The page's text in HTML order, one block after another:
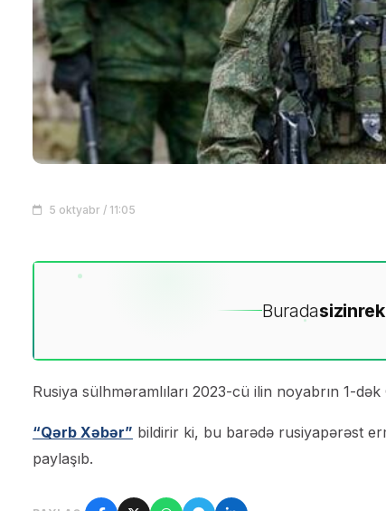
5 oktyabr / 11:05
Buradasizin
Rusiya sülhməramlıları 2023-cü ilin noyabrın 1-
“Qərb Xəbər” bildirir ki, bu barədə rusiyapərəst
paylaşıb.